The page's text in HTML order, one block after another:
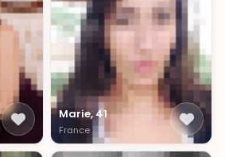
Marie, 41
France